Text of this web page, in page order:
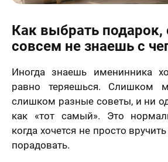
Как выбрать подарок,
совсем не знаешь с
Иногда знаешь именинника
равно теряешься. Слишком
слишком разные советы, и ни
как «тот самый». Это
когда хочется не просто
порадовать.